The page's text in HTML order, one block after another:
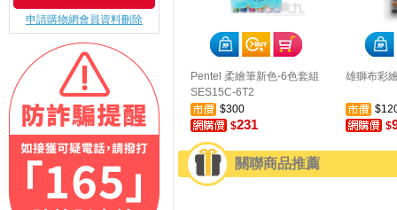
申請購物網會員資料刪除
Pentel 柔繪筆新色-6色套組
SES15C-6T2
$300
$231
雄獅布彩
$
關聯商品推薦